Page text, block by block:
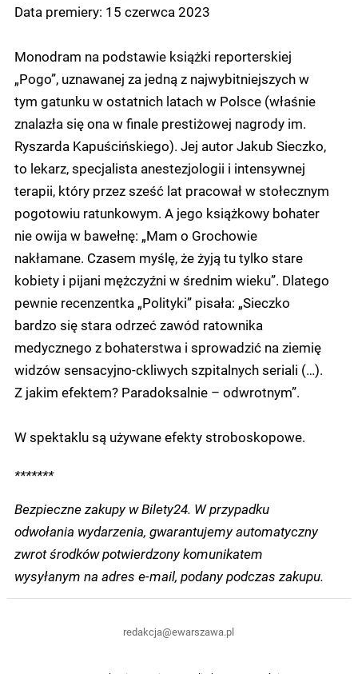
Data premiery: 15 czerwca 2023
Monodram na podstawie książki reporterskiej
„Pogo”, uznawanej za jedną z najwybitniejszych w
tym gatunku w ostatnich latach w Polsce (właśnie
znalazła się ona w finale prestiżowej nagrody im.
Ryszarda Kapuścińskiego). Jej autor Jakub Sieczko,
to lekarz, specjalista anestezjologii i intensywnej
terapii, który przez sześć lat pracował w stołecznym
pogotowiu ratunkowym. A jego książkowy bohater
nie owija w bawełnę: „Mam o Grochowie
nakłamane. Czasem myślę, że żyją tu tylko stare
kobiety i pijani mężczyźni w średnim wieku”. Dlatego
pewnie recenzentka „Polityki” pisała: „Sieczko
bardzo się stara odrzeć zawód ratownika
medycznego z bohaterstwa i sprowadzić na ziemię
widzów sensacyjno-ckliwych szpitalnych seriali (…).
Z jakim efektem? Paradoksalnie – odwrotnym”.
W spektaklu są używane efekty stroboskopowe.
*******
Bezpieczne zakupy w Bilety24. W przypadku
odwołania wydarzenia, gwarantujemy automatyczny
zwrot środków potwierdzony komunikatem
wysyłanym na adres e-mail, podany podczas zakupu.
redakcja@ewarszawa.pl